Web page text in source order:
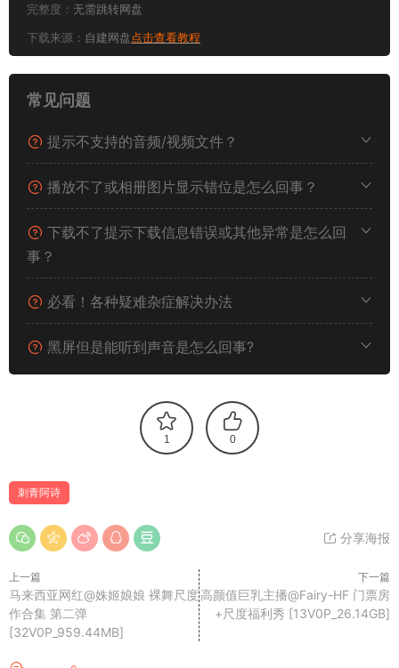
完整度： 无需跳转网盘
下载来源： 自建网盘点击查看教程
常见问题
提示不支持的音频/视频文件？
播放不了或相册图片显示错位是怎么回事？
下载不了提示下载信息错误或其他异常是怎么回
事？
必看！各种疑难杂症解决办法
黑屏但是能听到声音是怎么回事?
1 0
刺青阿诗
分享海报
上一篇
马来西亚网红@姝姬娘娘 裸舞尺度
作合集 第二弹
[32V0P_959.44MB]
下一篇
高颜值巨乳主播@Fairy-HF 门票房
+尺度福利秀 [13V0P_26.14GB]